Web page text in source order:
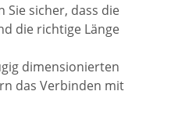
Sie sicher, dass die
die richtige Länge
dimensionierten
das Verbinden mit